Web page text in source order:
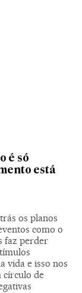
é só
está
os planos
como o
faz perder
vida e isso nos
círculo de